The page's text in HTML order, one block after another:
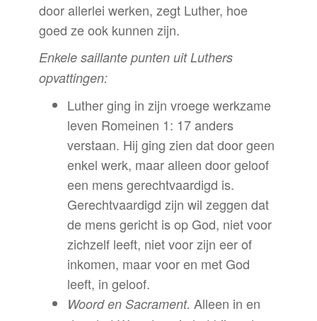
door allerlei werken, zegt Luther, hoe
goed ze ook kunnen zijn.
Enkele saillante punten uit Luthers
opvattingen:
Luther ging in zijn vroege werkzame
leven Romeinen 1: 17 anders
verstaan. Hij ging zien dat door geen
enkel werk, maar alleen door geloof
een mens gerechtvaardigd is.
Gerechtvaardigd zijn wil zeggen dat
de mens gericht is op God, niet voor
zichzelf leeft, niet voor zijn eer of
inkomen, maar voor en met God
leeft, in geloof.
Woord en Sacrament. Alleen in en